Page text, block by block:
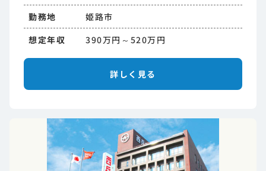
勤務地
姫路市
想定年収
390万円～520万円
詳しく見る